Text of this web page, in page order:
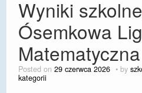
Wyniki
Ósemkowa
Matematyczna
Posted on 29 czerwca 2026 by
kategorii